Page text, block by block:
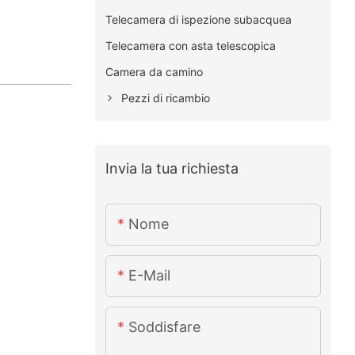
Telecamera di ispezione subacquea
Telecamera con asta telescopica
Camera da camino
Pezzi di ricambio
Invia la tua richiesta
Nome
E-Mail
Soddisfare